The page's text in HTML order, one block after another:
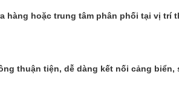
a hàng hoặc trung tâm phân phối tại vị trí
thuận tiện, dễ dàng kết nối cảng biển,